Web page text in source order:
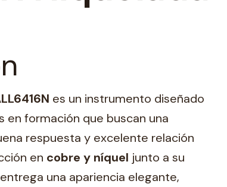
es un instrumento diseñado
en formación que buscan una
respuesta y excelente relación
en cobre y níquel junto a su
entrega una apariencia elegante,